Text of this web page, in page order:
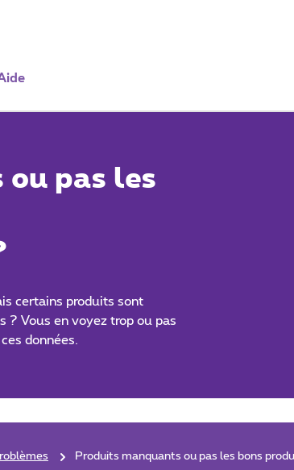
ou pas les
certains produits sont
? Vous en voyez trop ou pas
données.
Produits manquants ou pas les bons